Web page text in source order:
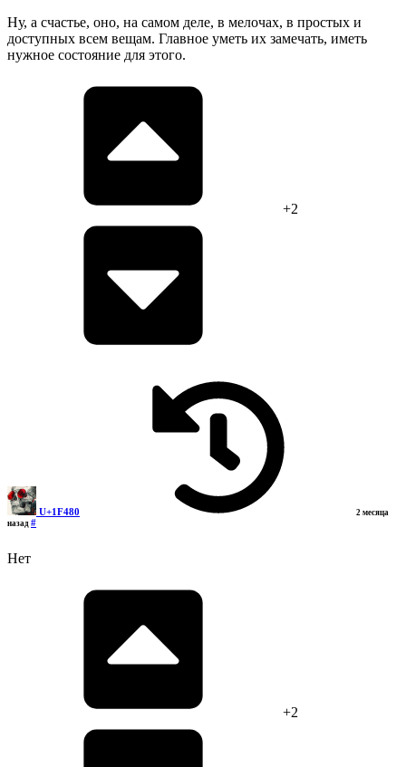
Ну, а счастье, оно, на самом деле, в мелочах, в простых и
доступных всем вещам. Главное уметь их замечать, иметь
нужное состояние для этого.
+2
U+1F480
2 месяца
назад #
Нет
+2